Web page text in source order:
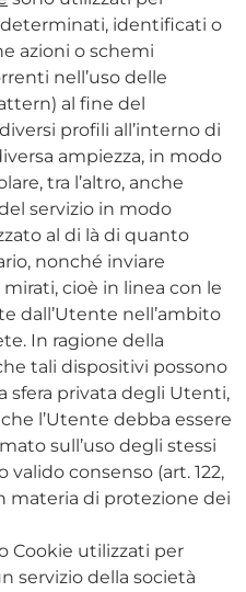
identificati o
azioni o schemi
nell’uso delle
al fine del
profili all’interno di
ampiezza, in modo
tra l’altro, anche
servizio in modo
al di là di quanto
nonché inviare
cioè in linea con le
dall’Utente nell’ambito
In ragione della
tali dispositivi possono
sfera privata degli Utenti,
l’Utente debba essere
sull’uso degli stessi
consenso (art. 122,
materia di protezione dei
Cookie utilizzati per
servizio della società